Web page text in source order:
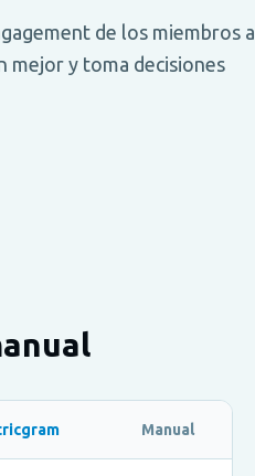
de los miembros a
mejor y toma decisiones
Manual